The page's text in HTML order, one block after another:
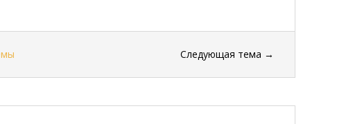
Следующая тема →